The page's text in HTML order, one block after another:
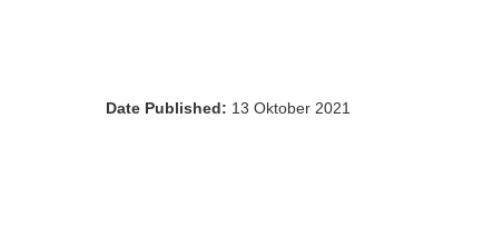
Date Published: 13 Oktober 2021